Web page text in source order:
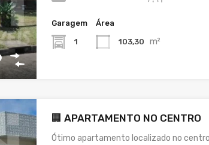
Garagem
1
Área
103,30 m²
🏢 APARTAMENTO NO CENTRO
Ótimo apartamento localizado no